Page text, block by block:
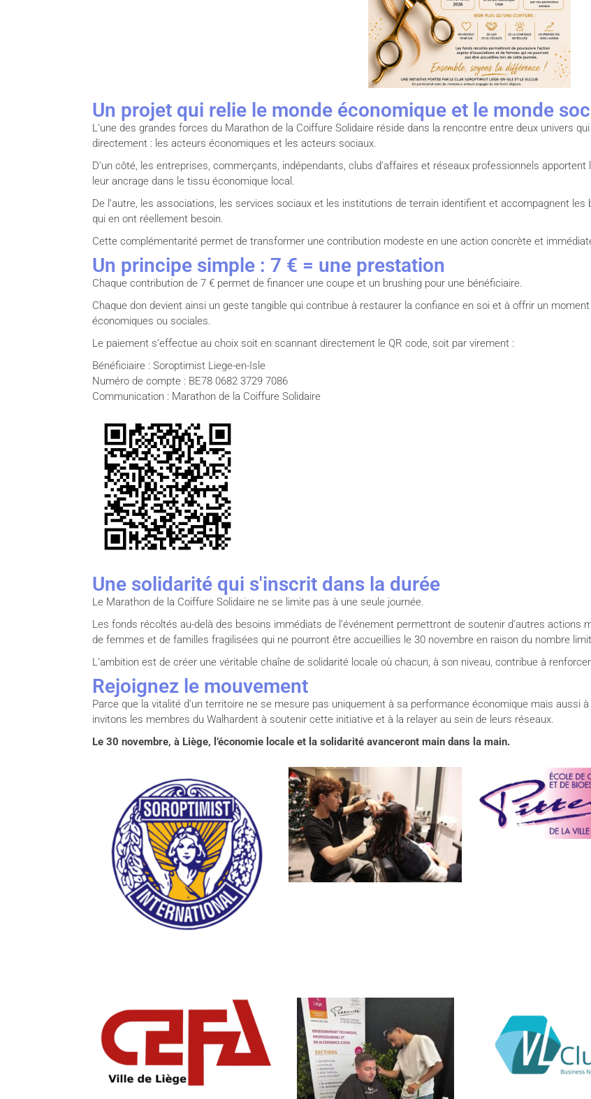
Un projet qui relie le monde économique et le monde
L’une des grandes forces du Marathon de la Coiffure Solidaire réside dans la rencontre entre deux univers
directement : les acteurs économiques et les acteurs sociaux.
D’un côté, les entreprises, commerçants, indépendants, clubs d’affaires et réseaux professionnels
leur ancrage dans le tissu économique local.
De l’autre, les associations, les services sociaux et les institutions de terrain identifient et accompagnent
qui en ont réellement besoin.
Cette complémentarité permet de transformer une contribution modeste en une action concrète et
Un principe simple : 7 € = une prestation
Chaque contribution de 7 € permet de financer une coupe et un brushing pour une bénéficiaire.
Chaque don devient ainsi un geste tangible qui contribue à restaurer la confiance en soi et à offrir un
économiques ou sociales.
Le paiement s’effectue au choix soit en scannant directement le QR code, soit par virement :
Bénéficiaire : Soroptimist Liege-en-Isle
Numéro de compte : BE78 0682 3729 7086
Communication : Marathon de la Coiffure Solidaire
Une solidarité qui s'inscrit dans la durée
Le Marathon de la Coiffure Solidaire ne se limite pas à une seule journée.
Les fonds récoltés au-delà des besoins immédiats de l’événement permettront de soutenir d’autres
de femmes et de familles fragilisées qui ne pourront être accueillies le 30 novembre en raison du nombre
L’ambition est de créer une véritable chaîne de solidarité locale où chacun, à son niveau, contribue à
Rejoignez le mouvement
Parce que la vitalité d’un territoire ne se mesure pas uniquement à sa performance économique mais aussi
invitons les membres du Walhardent à soutenir cette initiative et à la relayer au sein de leurs réseaux.
Le 30 novembre, à Liège, l’économie locale et la solidarité avanceront main dans la main.